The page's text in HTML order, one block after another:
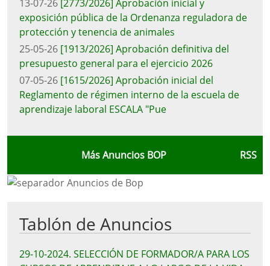
13-07-26 [2773/2026] Aprobación inicial y
exposición pública de la Ordenanza reguladora de
protección y tenencia de animales
25-05-26 [1913/2026] Aprobación definitiva del
presupuesto general para el ejercicio 2026
07-05-26 [1615/2026] Aprobación inicial del
Reglamento de régimen interno de la escuela de
aprendizaje laboral ESCALA "Pue
Más Anuncios BOP RSS
Tablón de Anuncios
29-10-2024. SELECCIÓN DE FORMADOR/A PARA LOS